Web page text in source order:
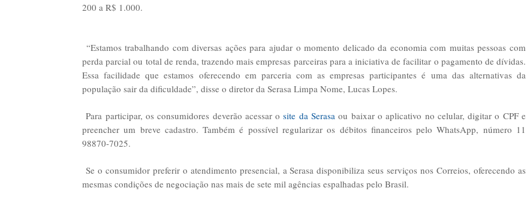
200 a R$ 1.000.
“Estamos trabalhando com diversas ações para ajudar o momento delicado da economia com muitas pessoas com
perda parcial ou total de renda, trazendo mais empresas parceiras para a iniciativa de facilitar o pagamento de dívidas.
Essa facilidade que estamos oferecendo em parceria com as empresas participantes é uma das alternativas da
população sair da dificuldade”, disse o diretor da Serasa Limpa Nome, Lucas Lopes.
Para participar, os consumidores deverão acessar osite da Serasa ou baixar o aplicativo no celular, digitar o CPF e
preencher um breve cadastro. Também é possível regularizar os débitos financeiros pelo WhatsApp, número 11
98870-7025.
Se o consumidor preferir o atendimento presencial, a Serasa disponibiliza seus serviços nos Correios, oferecendo as
mesmas condições de negociação nas mais de sete mil agências espalhadas pelo Brasil.